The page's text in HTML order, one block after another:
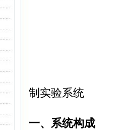
制实验系统
一、系统构成